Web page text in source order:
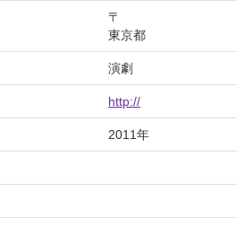
〒
東京都
演劇
http://
2011年